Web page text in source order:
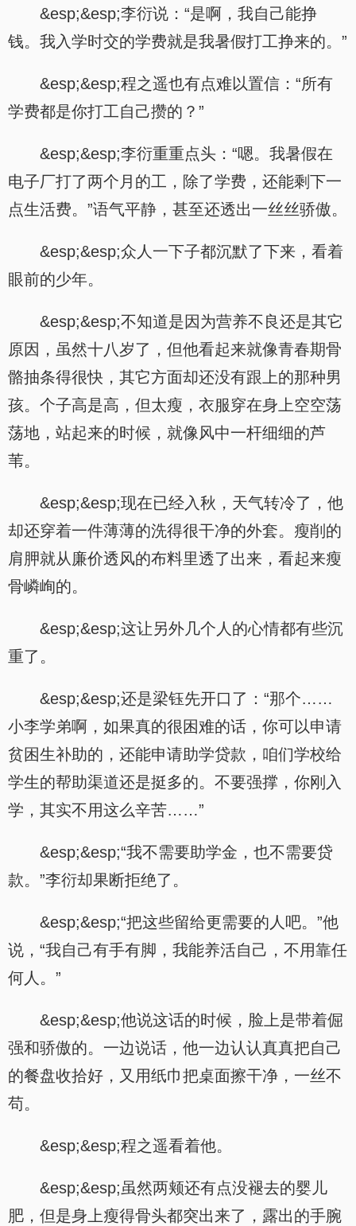
&esp;&esp;李衍说：“是啊，我自己能挣
钱。我入学时交的学费就是我暑假打工挣来的。”
&esp;&esp;程之遥也有点难以置信：“所有
学费都是你打工自己攒的？”
&esp;&esp;李衍重重点头：“嗯。我暑假在
电子厂打了两个月的工，除了学费，还能剩下一
点生活费。”语气平静，甚至还透出一丝丝骄傲。
&esp;&esp;众人一下子都沉默了下来，看着
眼前的少年。
&esp;&esp;不知道是因为营养不良还是其它
原因，虽然十八岁了，但他看起来就像青春期骨
骼抽条得很快，其它方面却还没有跟上的那种男
孩。个子高是高，但太瘦，衣服穿在身上空空荡
荡地，站起来的时候，就像风中一杆细细的芦
苇。
&esp;&esp;现在已经入秋，天气转冷了，他
却还穿着一件薄薄的洗得很干净的外套。瘦削的
肩胛就从廉价透风的布料里透了出来，看起来瘦
骨嶙峋的。
&esp;&esp;这让另外几个人的心情都有些沉
重了。
&esp;&esp;还是梁钰先开口了：“那个……
小李学弟啊，如果真的很困难的话，你可以申请
贫困生补助的，还能申请助学贷款，咱们学校给
学生的帮助渠道还是挺多的。不要强撑，你刚入
学，其实不用这么辛苦……”
&esp;&esp;“我不需要助学金，也不需要贷
款。”李衍却果断拒绝了。
&esp;&esp;“把这些留给更需要的人吧。”他
说，“我自己有手有脚，我能养活自己，不用靠任
何人。”
&esp;&esp;他说这话的时候，脸上是带着倔
强和骄傲的。一边说话，他一边认认真真把自己
的餐盘收拾好，又用纸巾把桌面擦干净，一丝不
苟。
&esp;&esp;程之遥看着他。
&esp;&esp;虽然两颊还有点没褪去的婴儿
肥，但是身上瘦得骨头都突出来了，露出的手腕